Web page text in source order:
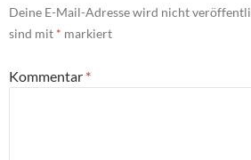
Deine E-Mail-Adresse wird nicht
sind mit * markiert
Kommentar *